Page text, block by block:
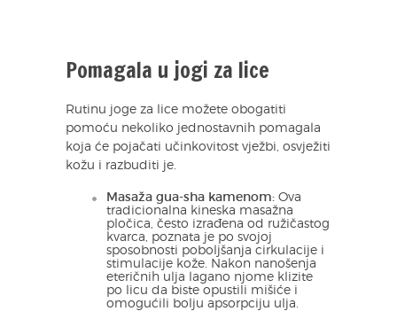
Pomagala u jogi za lice
Rutinu joge za lice možete obogatiti
pomoću nekoliko jednostavnih pomagala
koja će pojačati učinkovitost vježbi, osvježiti
kožu i razbuditi je.
Masaža gua-sha kamenom: Ova
tradicionalna kineska masažna
pločica, često izrađena od ružičastog
kvarca, poznata je po svojoj
sposobnosti poboljšanja cirkulacije i
stimulacije kože. Nakon nanošenja
eteričnih ulja lagano njome klizite
po licu da biste opustili mišiće i
omogućili bolju apsorpciju ulja.